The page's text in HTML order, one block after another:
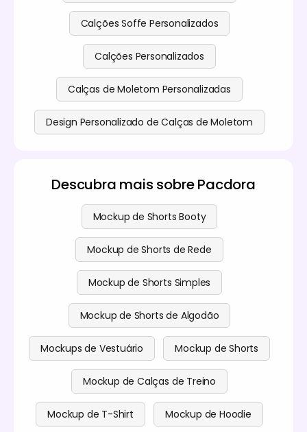
Calções Soffe Personalizados
Calções Personalizados
Calças de Moletom Personalizadas
Design Personalizado de Calças de Moletom
Descubra mais sobre Pacdora
Mockup de Shorts Booty
Mockup de Shorts de Rede
Mockup de Shorts Simples
Mockup de Shorts de Algodão
Mockups de Vestuário Mockup de Shorts
Mockup de Calças de Treino
Mockup de T-Shirt Mockup de Hoodie